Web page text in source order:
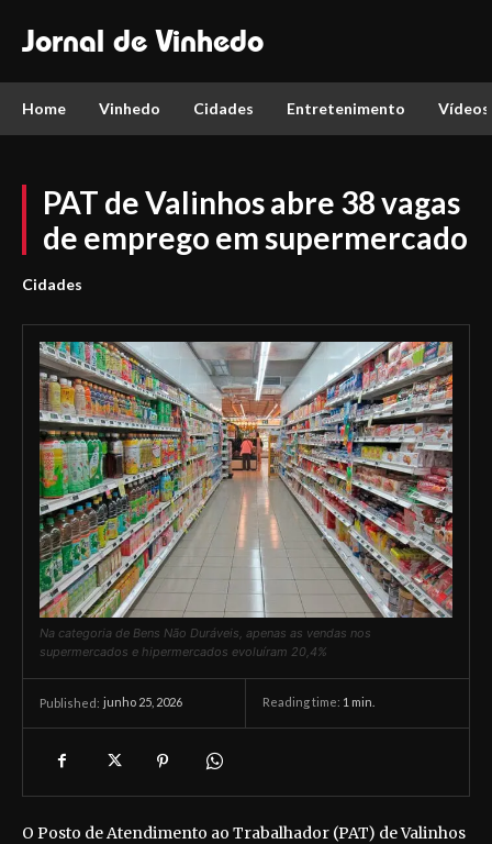
Jornal de Vinhedo
Home Vinhedo Cidades Entretenimento Vídeos
PAT de Valinhos abre 38 vagas
de emprego em supermercado
Cidades
Na categoria de Bens Não Duráveis, apenas as vendas nos
supermercados e hipermercados evoluíram 20,4%
Published: junho 25, 2026 Reading time: 1 min.
O Posto de Atendimento ao Trabalhador (PAT) de Valinhos